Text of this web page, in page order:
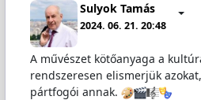
Sulyok Tamás
2024. 06. 21. 20:48
A művészet kötőanyaga a
rendszeresen elismerjük
pártfogói annak.